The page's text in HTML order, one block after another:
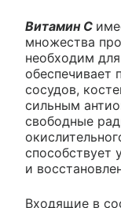
Витамин C
множества
необходим
обеспечивает
сосудов,
сильным
свободные
способствует
и
Входящие в